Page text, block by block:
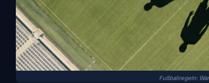
Fußballregeln: